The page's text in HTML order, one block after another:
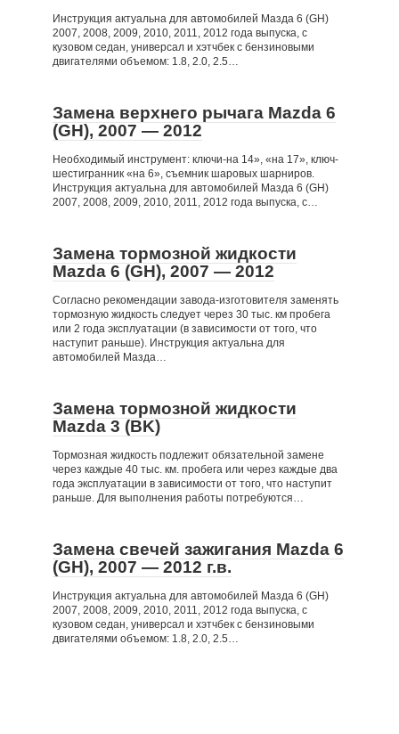
Инструкция актуальна для автомобилей Мазда 6 (GH)
2007, 2008, 2009, 2010, 2011, 2012 года выпуска, с
кузовом седан, универсал и хэтчбек с бензиновыми
двигателями объемом: 1.8, 2.0, 2.5…
Замена верхнего рычага Mazda 6
(GH), 2007 — 2012
Необходимый инструмент: ключи-на 14», «на 17», ключ-
шестигранник «на 6», съемник шаровых шарниров.
Инструкция актуальна для автомобилей Мазда 6 (GH)
2007, 2008, 2009, 2010, 2011, 2012 года выпуска, с…
Замена тормозной жидкости
Mazda 6 (GH), 2007 — 2012
Согласно рекомендации завода-изготовителя заменять
тормозную жидкость следует через 30 тыс. км пробега
или 2 года эксплуатации (в зависимости от того, что
наступит раньше). Инструкция актуальна для
автомобилей Мазда…
Замена тормозной жидкости
Mazda 3 (BK)
Тормозная жидкость подлежит обязательной замене
через каждые 40 тыс. км. пробега или через каждые два
года эксплуатации в зависимости от того, что наступит
раньше. Для выполнения работы потребуются…
Замена свечей зажигания Mazda 6
(GH), 2007 — 2012 г.в.
Инструкция актуальна для автомобилей Мазда 6 (GH)
2007, 2008, 2009, 2010, 2011, 2012 года выпуска, с
кузовом седан, универсал и хэтчбек с бензиновыми
двигателями объемом: 1.8, 2.0, 2.5…